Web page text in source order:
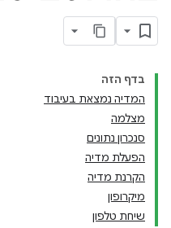
בדף הזה
המדיה נמצאת בעיבוד
מצלמה
סנכרון נתונים
הפעלת מדיה
הקרנת מדיה
מיקרופון
שיחת טלפון